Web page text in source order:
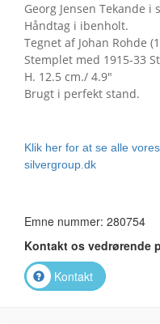
Georg Jensen Tekande i
Håndtag i ibenholt.
Tegnet af Johan Rohde
Stemplet med 1915-33
H. 12.5 cm./ 4.9"
Brugt i perfekt stand.
Klik her for at se alle
silvergroup.dk
Emne nummer: 280754
Kontakt os vedrørende
Kontakt